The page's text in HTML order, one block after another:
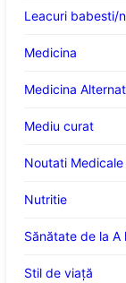
Leacuri babesti/
Medicina
Medicina
Mediu curat
Noutati Medicale
Nutritie
Sănătate de la A
Stil de viaţă